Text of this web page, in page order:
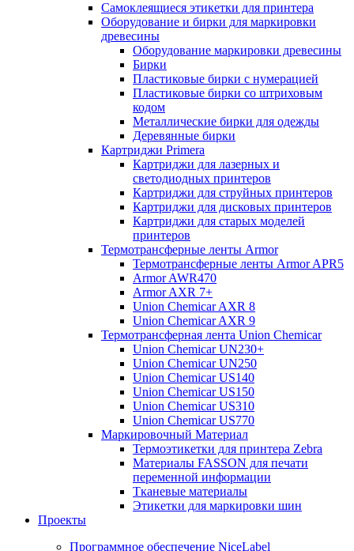
Самоклеящиеся этикетки для принтера
Оборудование и бирки для маркировки
древесины
Оборудование маркировки древесины
Бирки
Пластиковые бирки с нумерацией
Пластиковые бирки со штриховым
кодом
Металлические бирки для одежды
Деревянные бирки
Картриджи Primera
Картриджи для лазерных и
светодиодных принтеров
Картриджи для струйных принтеров
Картриджи для дисковых принтеров
Картриджи для старых моделей
принтеров
Термотрансферные ленты Armor
Термотрансферные ленты Armor APR5
Armor AWR470
Armor AXR 7+
Union Chemicar AXR 8
Union Chemicar AXR 9
Термотрансферная лента Union Chemicar
Union Chemicar UN230+
Union Chemicar UN250
Union Chemicar US140
Union Chemicar US150
Union Chemicar US310
Union Chemicar US770
Маркировочный Материал
Термоэтикетки для принтера Zebra
Материалы FASSON для печати
переменной информации
Тканевые материалы
Этикетки для маркировки шин
Проекты
Программное обеспечение NiceLabel